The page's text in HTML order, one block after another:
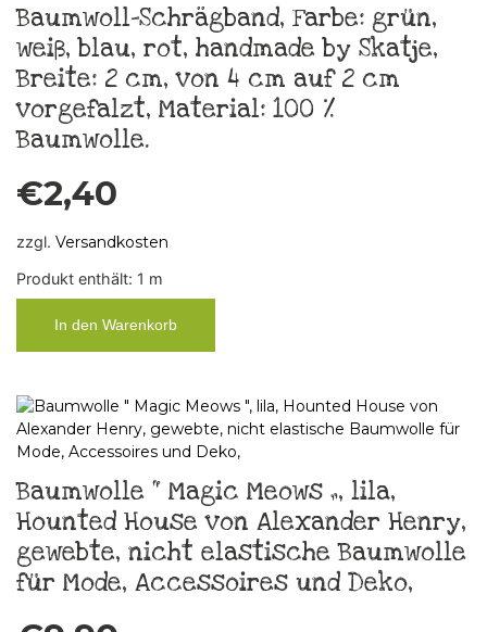
Baumwoll-Schrägband, Farbe: grün,
weiß, blau, rot, handmade by Skatje,
Breite: 2 cm, von 4 cm auf 2 cm
vorgefalzt, Material: 100 %
Baumwolle.
€2,40
zzgl. Versandkosten
Produkt enthält: 1 m
In den Warenkorb
Baumwolle “ Magic Meows „, lila,
Hounted House von Alexander Henry,
gewebte, nicht elastische Baumwolle
für Mode, Accessoires und Deko,